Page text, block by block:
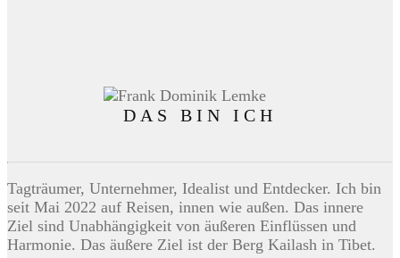
DAS BIN ICH
Tagträumer, Unternehmer, Idealist und Entdecker. Ich bin
seit Mai 2022 auf Reisen, innen wie außen. Das innere
Ziel sind Unabhängigkeit von äußeren Einflüssen und
Harmonie. Das äußere Ziel ist der Berg Kailash in Tibet.